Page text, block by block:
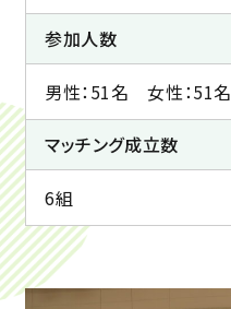
参加人数
男性：51名 女性：51名
マッチング成立数
6組